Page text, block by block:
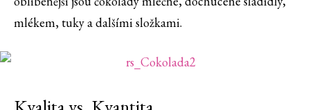
mlékem, tuky a dalšími složkami.